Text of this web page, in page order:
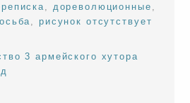
дореволюционные
рисунок отсутствует
3 армейского хутора